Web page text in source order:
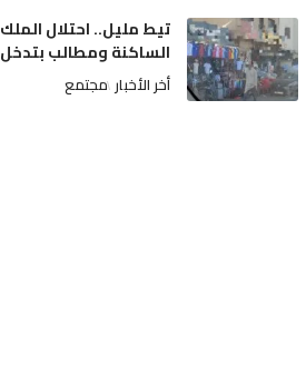
تيط مليل.. احتلال الملك
الساكنة ومطالب
أخر الأخبار مجتمع